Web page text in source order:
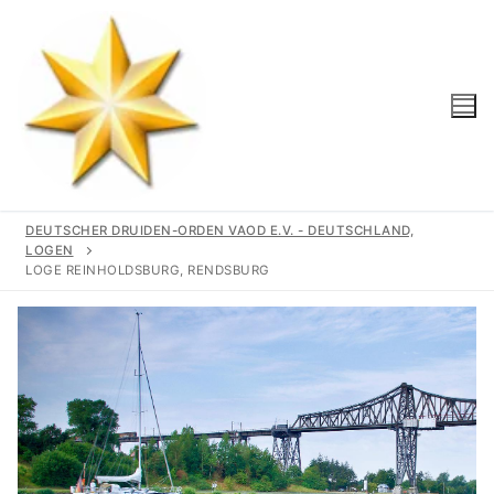
Start
Unser Orden
Gemeinschaft
Geschichte
Logen
Region
Wir Unterstützen
DEUTSCHER DRUIDEN-ORDEN VAOD E.V. - DEUTSCHLAND,
LOGEN
LOGE REINHOLDSBURG, RENDSBURG